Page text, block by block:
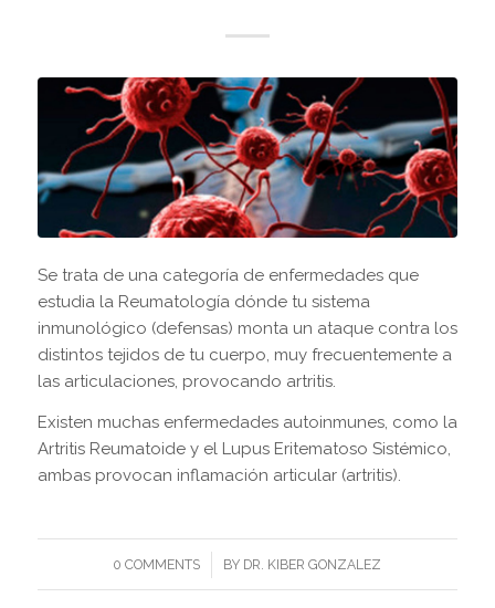
Se trata de una categoría de enfermedades que
estudia la Reumatología dónde tu sistema
inmunológico (defensas) monta un ataque contra los
distintos tejidos de tu cuerpo, muy frecuentemente a
las articulaciones, provocando artritis.
Existen muchas enfermedades autoinmunes, como la
Artritis Reumatoide y el Lupus Eritematoso Sistémico,
ambas provocan inflamación articular (artritis).
0 COMMENTS
/ BY DR. KIBER GONZALEZ